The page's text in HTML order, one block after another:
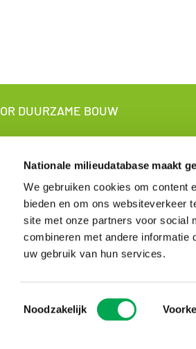
Nationale milieudatabase maakt
We gebruiken cookies om content
bieden en om ons websiteverkeer
site met onze partners voor social
combineren met andere informatie
uw gebruik van hun services.
Toestemmingsselectie
Noodzakelijk
DUURZAME BOUW
For whom
For manufacturers
Sustainability
For LCA-experts
English version of the